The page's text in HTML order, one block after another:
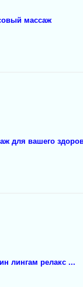
массаж
для вашего
лингам релакс ...